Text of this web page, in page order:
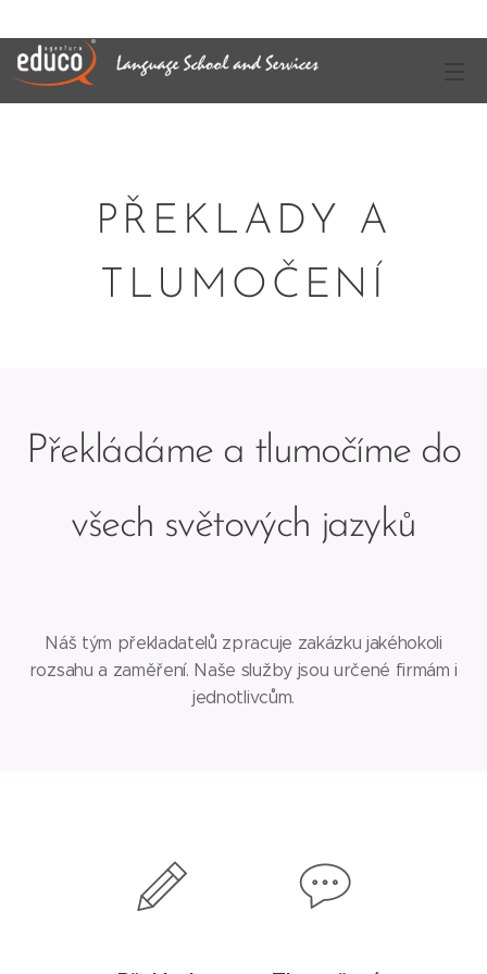
PŘEKLADY A
TLUMOČENÍ
Překládáme a tlumočíme do
všech světových jazyků
Náš tým překladatelů zpracuje zakázku jakéhokoli
rozsahu a zaměření. Naše služby jsou určené firmám i
jednotlivcům.